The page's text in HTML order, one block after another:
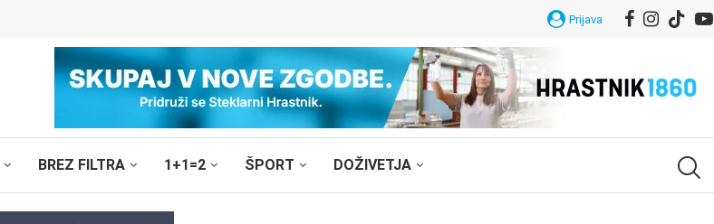
Prijava
BREZ FILTRA 1+1=2 ŠPORT DOŽIVETJA